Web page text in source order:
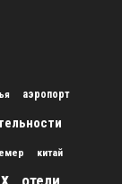
аэропорт
китай